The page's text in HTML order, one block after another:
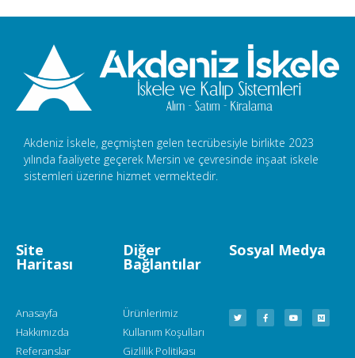
Akdeniz İskele, geçmişten gelen tecrübesiyle birlikte 2023
yılında faaliyete geçerek Mersin ve çevresinde inşaat iskele
sistemleri üzerine hizmet vermektedir.
Site
Haritası
Anasayfa
Hakkımızda
Referanslar
Diğer
Bağlantılar
Ürünlerimiz
Kullanım Koşulları
Gizlilik Politikası
Sosyal Medya